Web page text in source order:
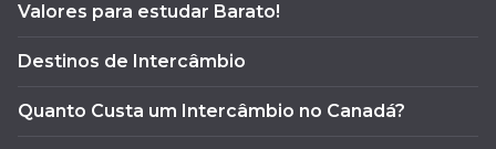
Valores para estudar Barato!
Destinos de Intercâmbio
Quanto Custa um Intercâmbio no Canadá?